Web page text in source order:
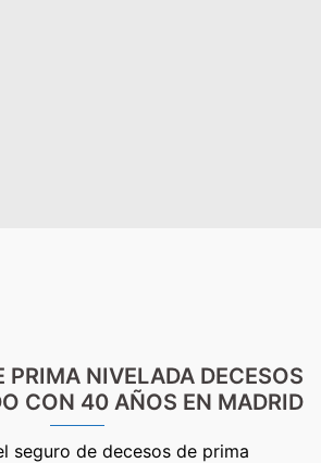
PRIMA NIVELADA DECESOS
CON 40 AÑOS EN MADRID
seguro de decesos de prima